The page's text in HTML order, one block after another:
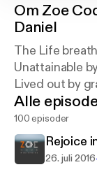
Om Zoe
Daniel
The Life
Unattainable
Lived out by
new creation
all we have by
Alle
100 episoder
Rejoice
26. juli 2016